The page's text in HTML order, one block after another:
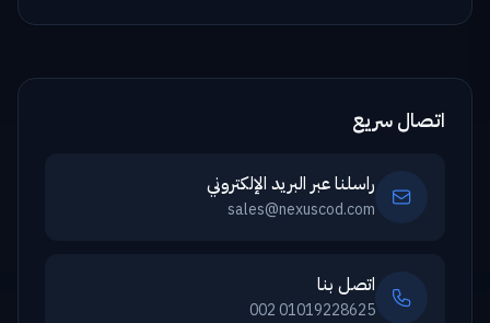
اتصال سريع
راسلنا عبر البريد الإلكتروني
sales@nexuscod.com
اتصل بنا
002 01019228625